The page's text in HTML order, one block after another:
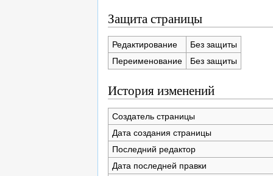
Защита страницы
Редактирование
Без защиты
Переименование
Без защиты
История изменений
Создатель страницы
Дата создания страницы
Последний редактор
Дата последней правки